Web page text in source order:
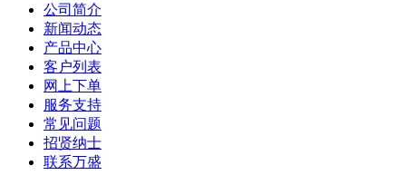
公司简介
新闻动态
产品中心
客户列表
网上下单
服务支持
常见问题
招贤纳士
联系万盛